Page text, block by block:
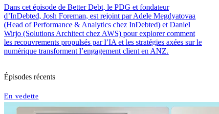
Dans cet épisode de Better Debt, le PDG et fondateur
d’InDebted, Josh Foreman, est rejoint par Adele Megdyatovaa
(Head of Performance & Analytics chez InDebted) et Daniel
Wirjo (Solutions Architect chez AWS) pour explorer comment
les recouvrements propulsés par l’IA et les stratégies axées sur le
numérique transforment l’engagement client en ANZ.
Épisodes récents
En vedette